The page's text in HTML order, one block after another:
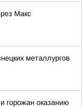
Макс
металлургов
горожан оказанию